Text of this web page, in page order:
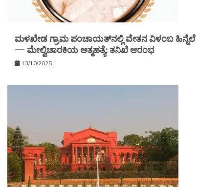
ಮಳಖೇಡ ಗ್ರಾಮ ಪಂಚಾಯತ್‌ನಲ್ಲಿ ವೇತನ ವಿಳಂಬ ಹಿನ್ನೆಲೆ
— ಮೇಲ್ವಿಚಾರಕಿಯ ಆತ್ಮಹತ್ಯೆ: ತನಿಖೆ ಆರಂಭ
13/10/2025